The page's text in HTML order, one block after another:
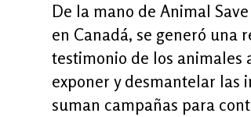
De la mano de Animal
en Canadá, se generó una
testimonio de los animales
exponer y desmantelar las
suman campañas para